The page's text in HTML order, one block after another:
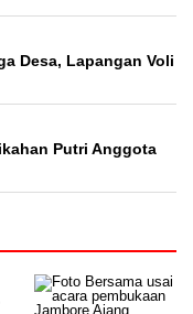
Desa, Lapangan Voli
Putri Anggota